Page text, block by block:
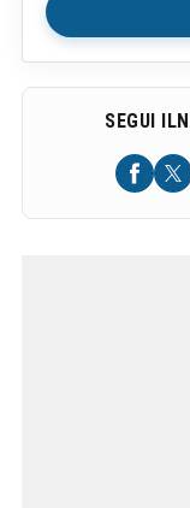
SEGUI